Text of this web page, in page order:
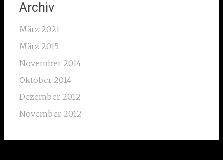
Archiv
März 2021
März 2015
November 2014
Oktober 2014
Dezember 2012
November 2012